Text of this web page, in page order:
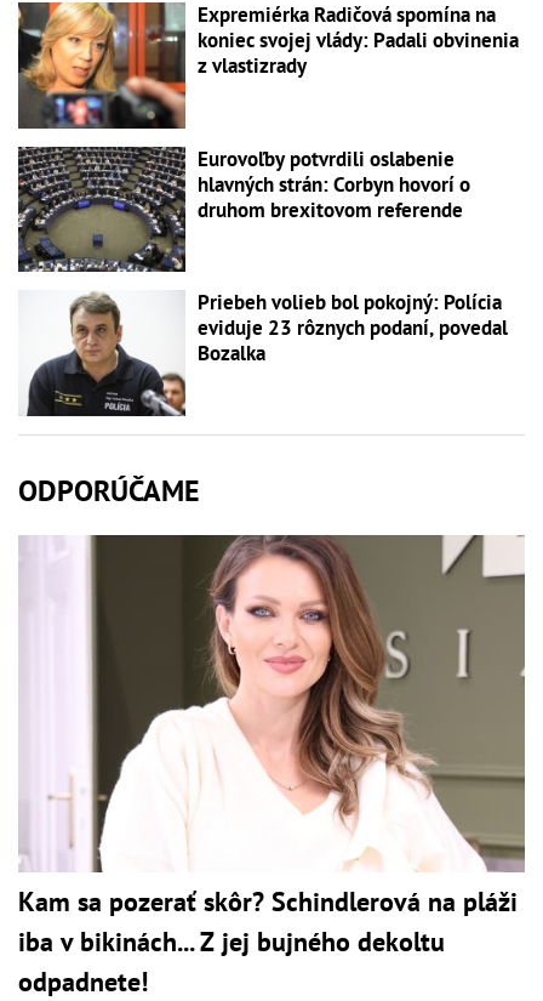
Expremiérka Radičová spomína na
koniec svojej vlády: Padali obvinenia
z vlastizrady
Eurovoľby potvrdili oslabenie
hlavných strán: Corbyn hovorí o
druhom brexitovom referende
Priebeh volieb bol pokojný: Polícia
eviduje 23 rôznych podaní, povedal
Bozalka
ODPORÚČAME
Kam sa pozerať skôr? Schindlerová na pláži
iba v bikinách... Z jej bujného dekoltu
odpadnete!